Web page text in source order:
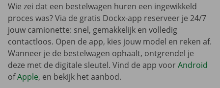
Wie zei dat een bestelwagen huren een ingewikkeld
proces was? Via de gratis Dockx-app reserveer je 24/7
jouw camionette: snel, gemakkelijk en volledig
contactloos. Open de app, kies jouw model en reken af.
Wanneer je de bestelwagen ophaalt, ontgrendel je
deze met de digitale sleutel. Vind de app voorAndroid
ofApple, en bekijk het aanbod.